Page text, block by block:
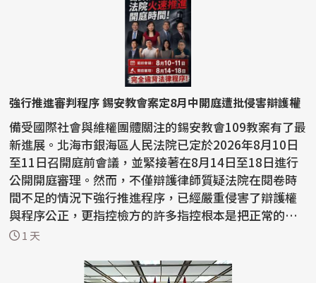
強行推進審判程序 錫安教會案定8月中開庭遭批侵害辯護權
備受國際社會與維權團體關注的錫安教會109教案有了最
新進展。北海市銀海區人民法院已定於2026年8月10日
至11日召開庭前會議，並緊接著在8月14日至18日進行
公開開庭審理。然而，不僅辯護律師質疑法院在閱卷時
間不足的情況下強行推進程序，已經嚴重侵害了辯護權
與程序公正，更指控檢方的許多指控根本是把正常的宗
教活動...
1 天